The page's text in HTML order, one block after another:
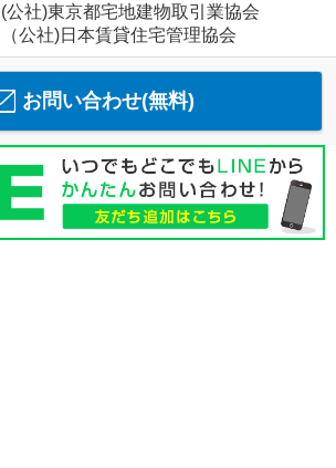
(公社)東京都宅地建物取引業協会
（公社)日本賃貸住宅管理協会
お問い合わせ(無料)